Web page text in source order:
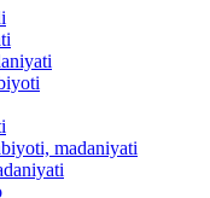
madaniyati